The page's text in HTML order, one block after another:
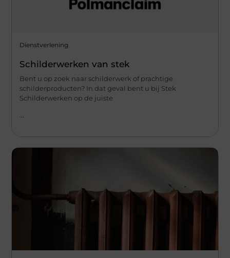
Dienstverlening
Schilderwerken van stek
Bent u op zoek naar schilderwerk of prachtige
schilderproducten? In dat geval bent u bij Stek
Schilderwerken op de juiste
...